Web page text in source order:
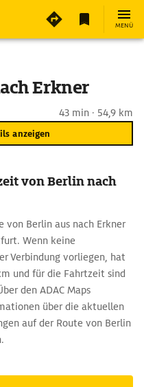
MENÜ
Erkner
43 min · 54,9 km
anzeigen
von Berlin nach
von Berlin aus nach Erkner
Wenn keine
Verbindung vorliegen, hat
und für die Fahrtzeit sind
den ADAC Maps
über die aktuellen
auf der Route von Berlin